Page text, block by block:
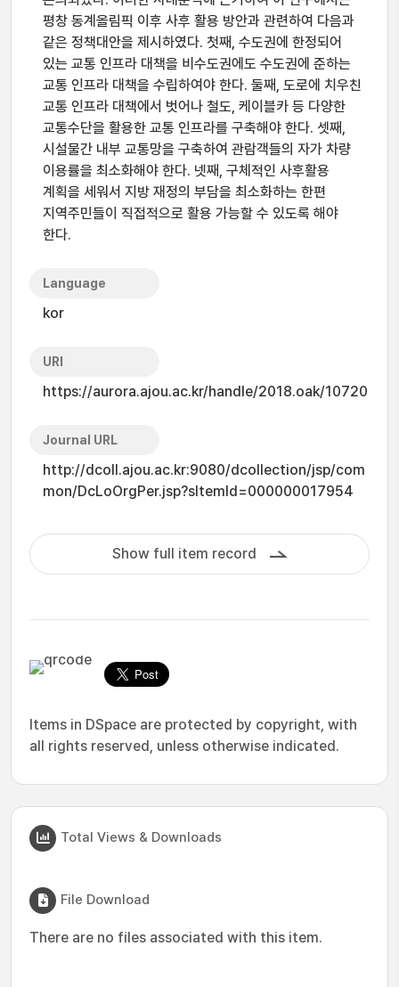
평창 동계올림픽 이후 사후 활용 방안과 관련하여 다음과
같은 정책대안을 제시하였다. 첫째, 수도권에 한정되어
있는 교통 인프라 대책을 비수도권에도 수도권에 준하는
교통 인프라 대책을 수립하여야 한다. 둘째, 도로에 치우친
교통 인프라 대책에서 벗어나 철도, 케이블카 등 다양한
교통수단을 활용한 교통 인프라를 구축해야 한다. 셋째,
시설물간 내부 교통망을 구축하여 관람객들의 자가 차량
이용률을 최소화해야 한다. 넷째, 구체적인 사후활용
계획을 세워서 지방 재정의 부담을 최소화하는 한편
지역주민들이 직접적으로 활용 가능할 수 있도록 해야
한다.
Language
kor
URI
https://aurora.ajou.ac.kr/handle/2018.oak/10720
Journal URL
http://dcoll.ajou.ac.kr:9080/dcollection/jsp/com
mon/DcLoOrgPer.jsp?sItemId=000000017954
Show full item record
Items in DSpace are protected by copyright, with
all rights reserved, unless otherwise indicated.
Total Views & Downloads
File Download
There are no files associated with this item.